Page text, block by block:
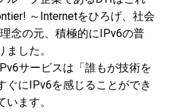
～Internetをひろげ、社会
念の元、積極的にIPv6の普
した。
サービスは「誰もが技術を
ぐにIPv6を感じることができ
ます。